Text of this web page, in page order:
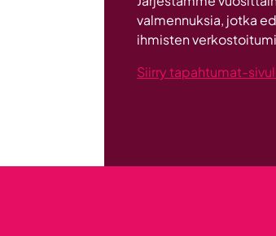
ryhmän
tuesta
valmennuksia, jotka
ihmisten
Siirry tapahtumat-